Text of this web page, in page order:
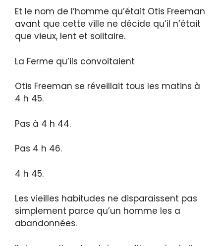
Et le nom de l’homme qu’était Otis Freeman
avant que cette ville ne décide qu’il n’était
que vieux, lent et solitaire.
La Ferme qu’ils convoitaient
Otis Freeman se réveillait tous les matins à
4 h 45.
Pas à 4 h 44.
Pas 4 h 46.
4 h 45.
Les vieilles habitudes ne disparaissent pas
simplement parce qu’un homme les a
abandonnées.